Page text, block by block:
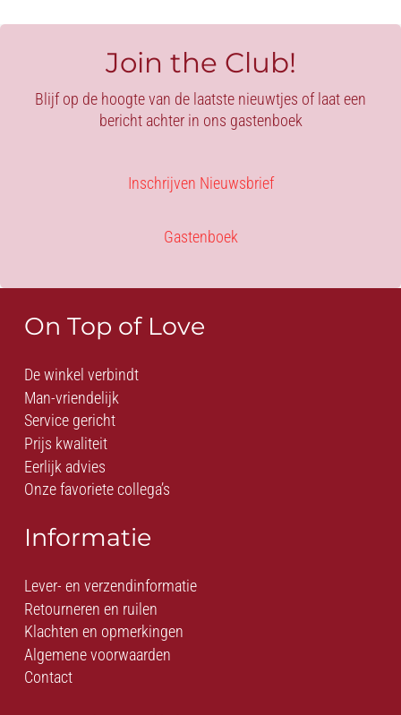
Join the Club!
Blijf op de hoogte van de laatste nieuwtjes of laat een
bericht achter in ons gastenboek
Inschrijven Nieuwsbrief
Gastenboek
On Top of Love
De winkel verbindt
Man-vriendelijk
Service gericht
Prijs kwaliteit
Eerlijk advies
Onze favoriete collega’s
Informatie
Lever- en verzendinformatie
Retourneren en ruilen
Klachten en opmerkingen
Algemene voorwaarden
Contact